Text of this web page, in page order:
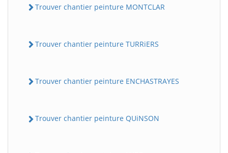
Trouver chantier peinture MONTCLAR
Trouver chantier peinture TURRiERS
Trouver chantier peinture ENCHASTRAYES
Trouver chantier peinture QUiNSON